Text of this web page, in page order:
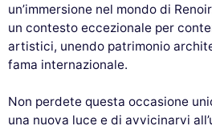
un’immersione nel mondo di
un contesto eccezionale per
artistici, unendo patrimonio
fama internazionale.
Non perdete questa occasione
una nuova luce e di avvicinarvi